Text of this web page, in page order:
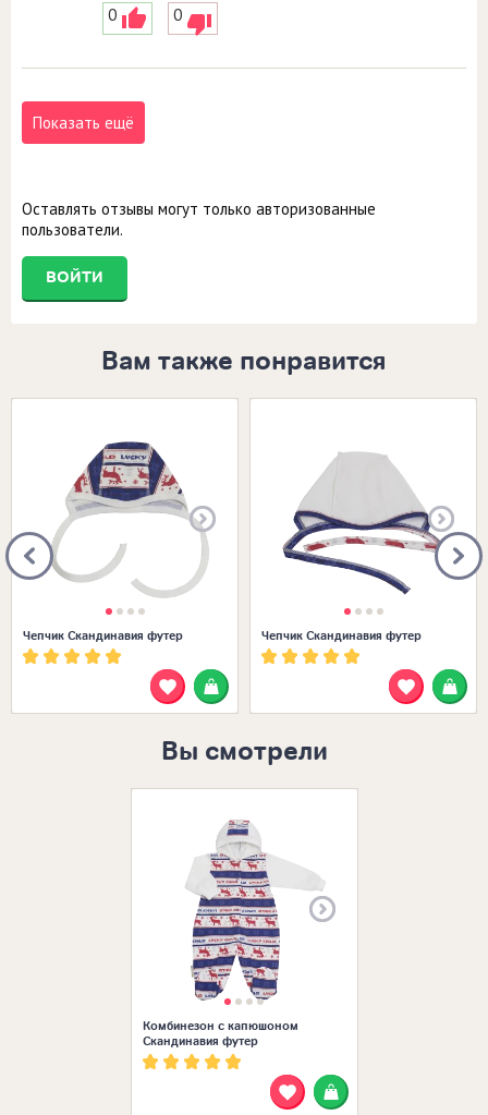
0 0
Показать ещё
Оставлять отзывы могут только авторизованные
пользователи.
ВОЙТИ
Вам также понравится
Чепчик Скандинавия футер Чепчик Скандинавия футер
Вы смотрели
Комбинезон с капюшоном
Скандинавия футер